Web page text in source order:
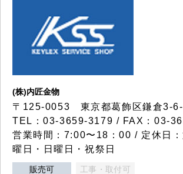
(株)内匠金物
〒125-0053 東京都葛飾区鎌倉3-
TEL：03-3659-3179 / FAX：03-
営業時間：7:00〜18：00 / 定休日
曜日・日曜日・祝祭日
販売可 工事・取付可